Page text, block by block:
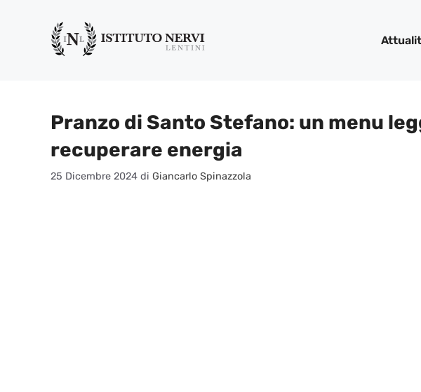
contenuto
Pranzo di Santo Stefano: un menu
recuperare energia
25 Dicembre 2024 di Giancarlo Spinazzola